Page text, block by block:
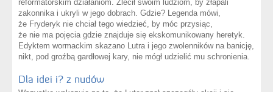
reformatorskim działaniom. Zlecił swoim ludziom, by złapali
zakonnika i ukryli w jego dobrach. Gdzie? Legenda mówi,
że Fryderyk nie chciał tego wiedzieć, by móc przysiąc,
że nie ma pojęcia gdzie znajduje się ekskomunikowany heretyk.
Edyktem wormackim skazano Lutra i jego zwolenników na banicję,
nikt, pod groźbą gardłowej kary, nie mógł udzielić mu schronienia.
Dla idei i? z nudów